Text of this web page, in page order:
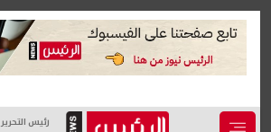
رئيس التحرير